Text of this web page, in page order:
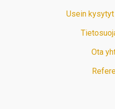
Usein
Ota